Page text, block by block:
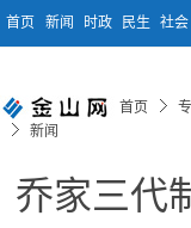
首页 新闻 时政 民生 社会
首页
新闻
乔家三代